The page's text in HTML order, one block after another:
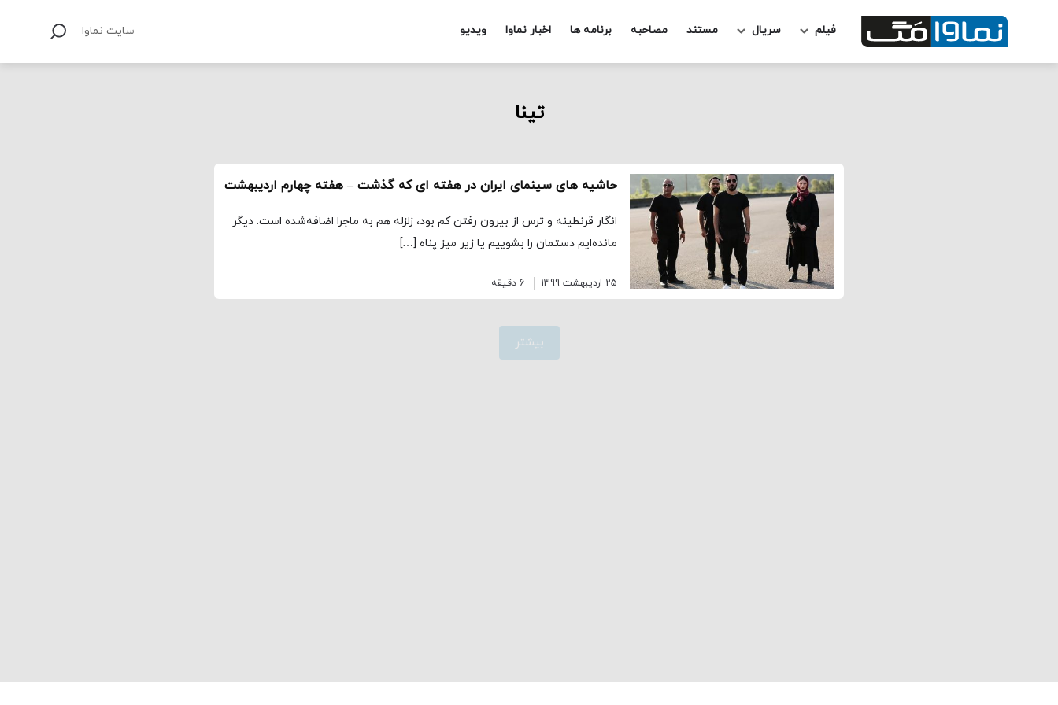
فیلم سریال مستند مصاحبه برنامه ها اخبار نماوا ویدیو سایت نماوا
تینا
حاشیه های سینمای ایران در هفته ای که گذشت – هفته چهارم اردیبهشت
انگار قرنطینه و ترس از بیرون رفتن کم بود، زلزله هم به ماجرا اضافه‌شده است. دیگر
مانده‌ایم دستمان را بشوییم یا زیر میز پناه […]
25 اردیبهشت 1399 6 دقیقه
بیشتر